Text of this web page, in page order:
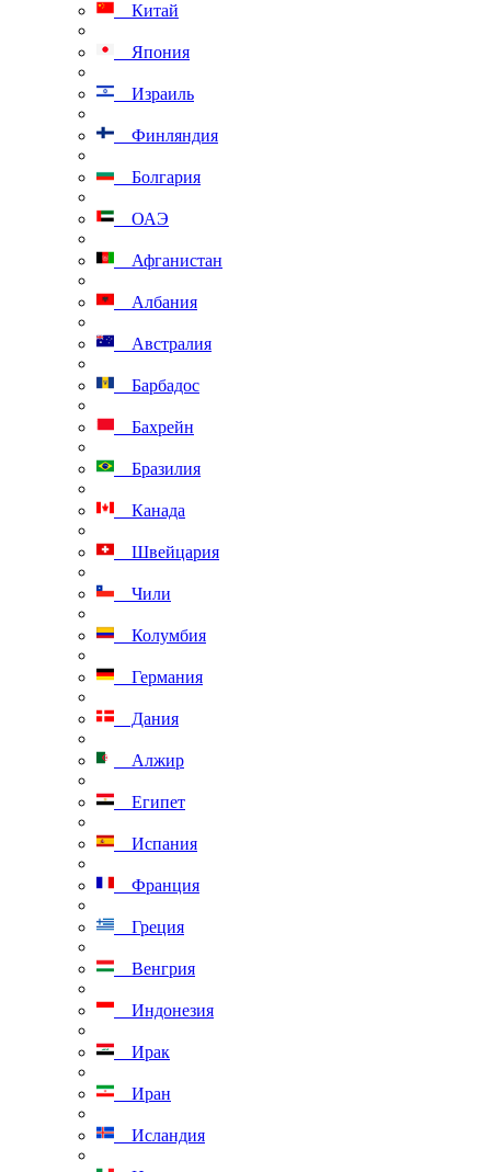
Китай
Япония
Израиль
Финляндия
Болгария
ОАЭ
Афганистан
Албания
Австралия
Барбадос
Бахрейн
Бразилия
Канада
Швейцария
Чили
Колумбия
Германия
Дания
Алжир
Египет
Испания
Франция
Греция
Венгрия
Индонезия
Ирак
Иран
Исландия